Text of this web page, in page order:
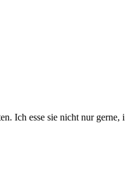
Ich esse sie nicht nur gerne, i